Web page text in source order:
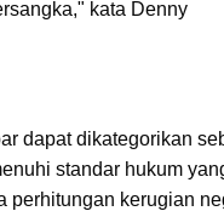
kata Denny
dapat dikategorikan
standar hukum
perhitungan kerugian